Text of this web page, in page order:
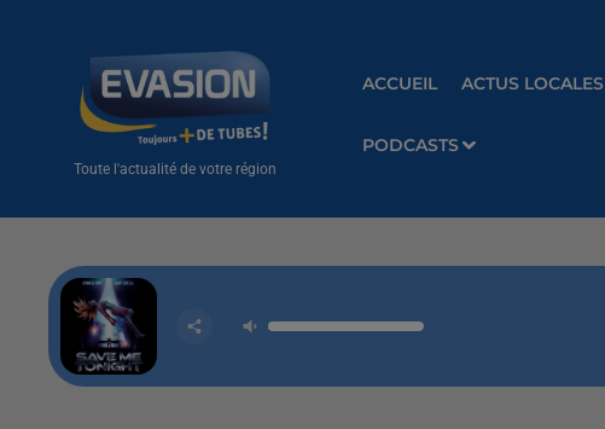
Toute l'actualité de votre région
ACCUEIL ACTUS LOCALES
PODCASTS